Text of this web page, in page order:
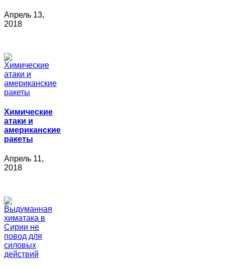
Апрель 13,
2018
Химические
атаки и
американские
ракеты
Апрель 11,
2018